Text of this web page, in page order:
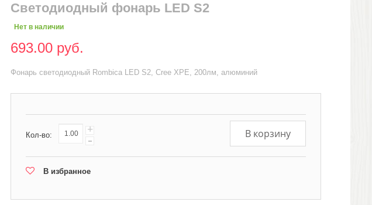
Светодиодный фонарь LED S2
Нет в наличии
693.00 руб.
Фонарь светодиодный Rombica LED S2, Cree XPE, 200лм, алюминий
Кол-во: +
- В корзину
В избранное